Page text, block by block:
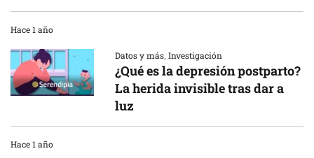
Hace 1 año
Datos y más,Investigación
¿Qué es la depresión postparto?
La herida invisible tras dar a
luz
Hace 1 año